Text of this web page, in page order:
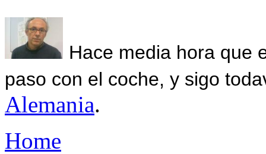
Hace media hora que
paso con el coche, y sigo
Alemania.
Home